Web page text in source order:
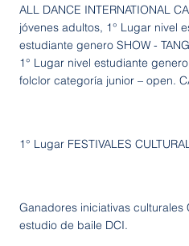
ALL DANCE INTERNATIONAL
jóvenes adultos, 1° Lugar nivel
estudiante genero SHOW -
1° Lugar nivel estudiante
folclor categoría junior – open.
1° Lugar FESTIVALES
Ganadores iniciativas
estudio de baile DCI.